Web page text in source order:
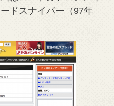
ドスナイパー（97年